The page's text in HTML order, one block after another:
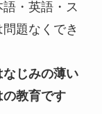
・英語・ス
題なくでき
じみの薄い
の教育です